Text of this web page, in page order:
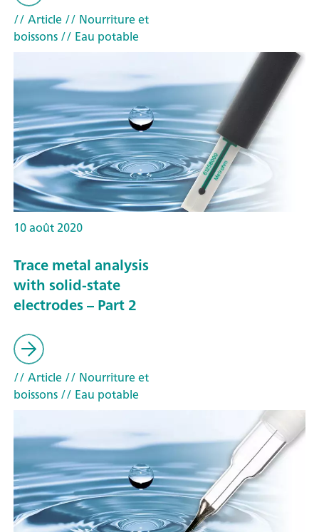
// Article// Nourriture et
boissons// Eau potable
10 août 2020
Trace metal analysis
with solid-state
electrodes – Part 2
// Article// Nourriture et
boissons// Eau potable